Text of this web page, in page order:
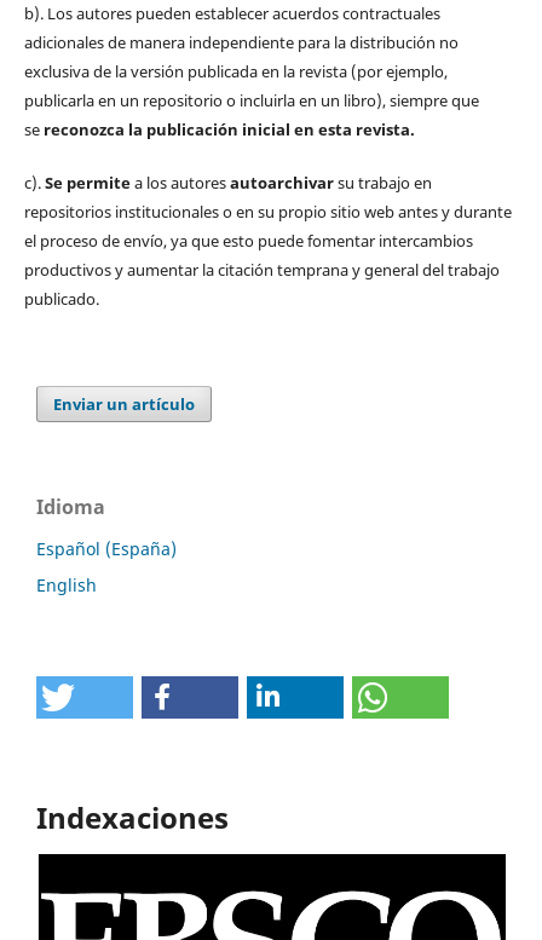
b). Los autores pueden establecer acuerdos contractuales
adicionales de manera independiente para la distribución no
exclusiva de la versión publicada en la revista (por ejemplo,
publicarla en un repositorio o incluirla en un libro), siempre que
sereconozca la publicación inicial en esta revista.
c).Se permitea los autoresautoarchivarsu trabajo en
repositorios institucionales o en su propio sitio web antes y durante
el proceso de envío, ya que esto puede fomentar intercambios
productivos y aumentar la citación temprana y general del trabajo
publicado.
Enviar un artículo
Idioma
Español (España)
English
Indexaciones